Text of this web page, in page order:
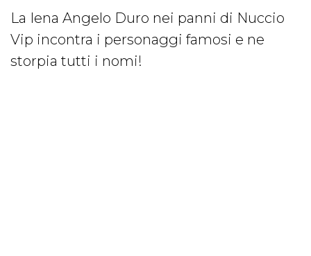
La Iena Angelo Duro nei panni di Nuccio
Vip incontra i personaggi famosi e ne
storpia tutti i nomi!